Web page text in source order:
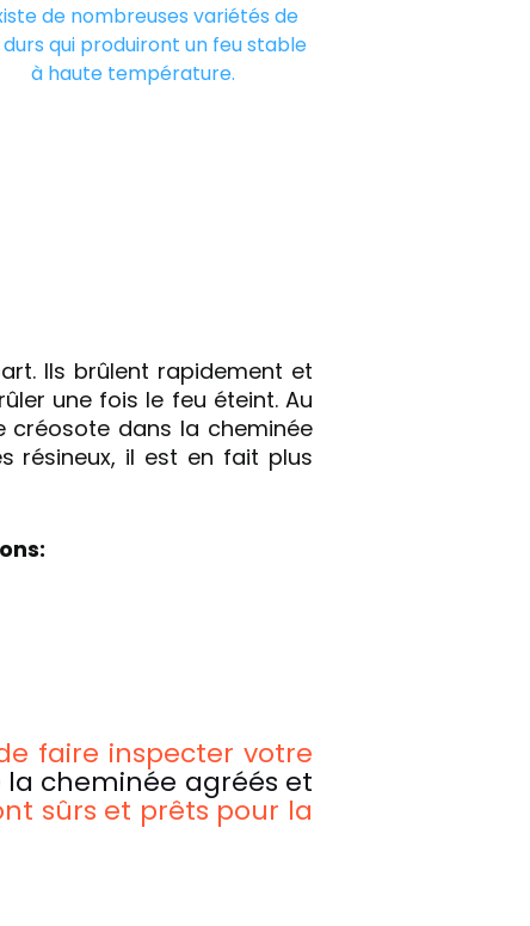
de nombreuses variétés de
durs qui produiront un feu stable
à haute température.
Ils brûlent rapidement et
une fois le feu éteint. Au
créosote dans la cheminée
résineux, il est en fait plus
faire inspecter votre
la cheminée agréés et
sûrs et prêts pour la